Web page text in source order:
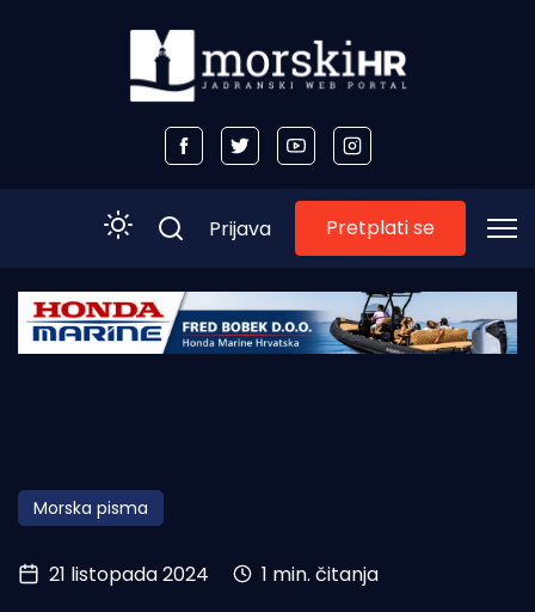
Početna
Obala
Otoci
Turizam i nautika
Prijava Pretplati se
Morska pisma
21 listopada 2024 1 min. čitanja